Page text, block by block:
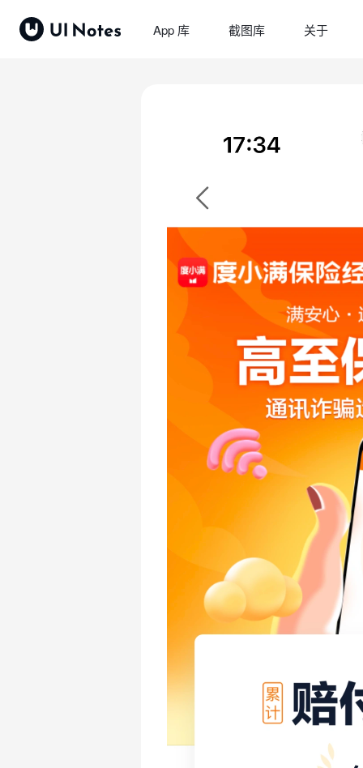
App 库 截图库 关于